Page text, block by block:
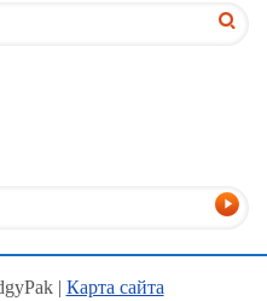
| Карта сайта